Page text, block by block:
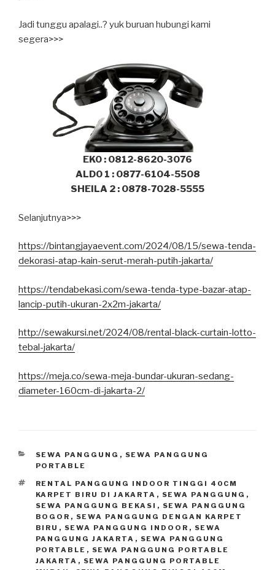
Jadi tunggu apalagi..? yuk buruan hubungi kami
segera>>>
EKO : 0812-8620-3076
ALDO 1 : 0877-6104-5508
SHEILA 2 : 0878-7028-5555
Selanjutnya>>>
https://bintangjayaevent.com/2024/08/15/sewa-tenda-
dekorasi-atap-kain-serut-merah-putih-jakarta/
https://tendabekasi.com/sewa-tenda-type-bazar-atap-
lancip-putih-ukuran-2x2m-jakarta/
http://sewakursi.net/2024/08/rental-black-curtain-lotto-
tebal-jakarta/
https://meja.co/sewa-meja-bundar-ukuran-sedang-
diameter-160cm-di-jakarta-2/
KATEGORI
SEWA PANGGUNG , SEWA PANGGUNG
PORTABLE
TAG
RENTAL PANGGUNG INDOOR TINGGI 40CM
KARPET BIRU DI JAKARTA , SEWA PANGGUNG ,
SEWA PANGGUNG BEKASI , SEWA PANGGUNG
BOGOR , SEWA PANGGUNG DENGAN KARPET
BIRU , SEWA PANGGUNG INDOOR , SEWA
PANGGUNG JAKARTA , SEWA PANGGUNG
PORTABLE , SEWA PANGGUNG PORTABLE
JAKARTA , SEWA PANGGUNG PORTABLE